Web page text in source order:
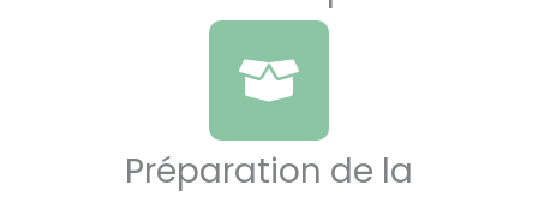
Préparation de la